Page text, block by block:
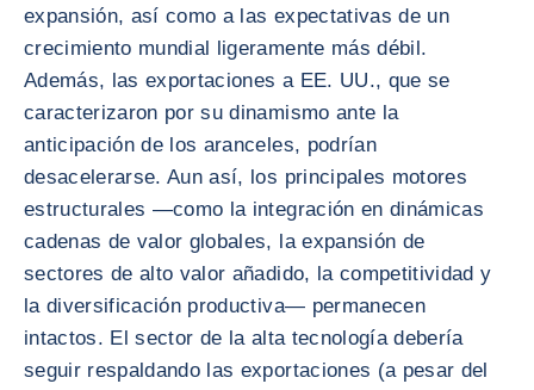
expansión, así como a las expectativas de un
crecimiento mundial ligeramente más débil.
Además, las exportaciones a EE. UU., que se
caracterizaron por su dinamismo ante la
anticipación de los aranceles, podrían
desacelerarse. Aun así, los principales motores
estructurales —como la integración en dinámicas
cadenas de valor globales, la expansión de
sectores de alto valor añadido, la competitividad y
la diversificación productiva— permanecen
intactos. El sector de la alta tecnología debería
seguir respaldando las exportaciones (a pesar del